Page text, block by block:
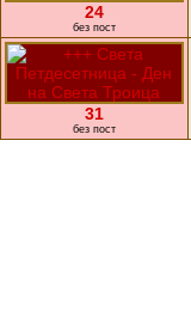
24
без пост
31
без пост